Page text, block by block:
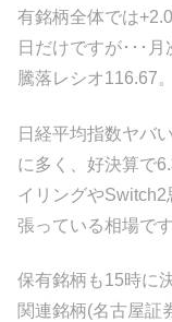
有銘柄全体では
日だけですが･･･
騰落レシオ116.67。
日経平均指数ヤバ
に多く、好決算で
イリングや
張っている相場です
保有銘柄も15時に
関連銘柄(名古屋証